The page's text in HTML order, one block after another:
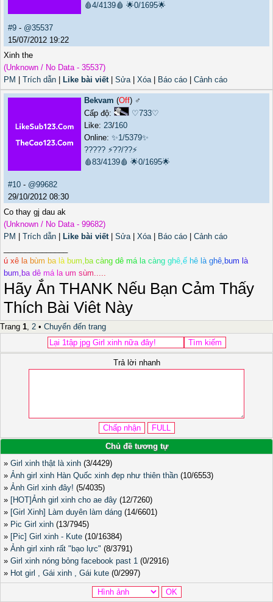
🩸4/4139🩸 🌟0/1695🌟
#9 - @35537
15/07/2012 19:22
Xinh the
(Unknown / No Data - 35537)
PM
Trích dẫn Like bài viết| Sửa| Xóa| Báo cáo Cảnh cáo
Bekvam (Off) ♂️
Cấp độ:
♡733♡
Like: 23/160
Online: ✨1/5379✨
????? ⚡??/??⚡
🩸83/4139🩸 🌟0/1695🌟
#10 - @99682
29/10/2012 08:30
Co thay gj dau ak
(Unknown / No Data - 99682)
PM
Trích dẫn Like bài viết| Sửa| Xóa| Báo cáo
Cảnh cáo
ú xê a bùm ba à bum, ba càng dê má a càng ghê,ế hê à ghê, bum à
bum, ba dê má a um sùm.....
Hãy Ắn THANK Nếu Bạn Cảm Thấy
Thích Bài Viêt Này
Trang 1, 2 • Chuyển đến trang
Trả lời nhanh
Chủ đề tương tự
» Girl xinh thật là xinh (3/4429)
» Ảnh girl xinh Hàn Quốc xinh đẹp như thiên thần (10/6553)
» Ảnh Girl xinh đây! (5/4035)
» [HOT]Ảnh girl xinh cho ae đây (12/7260)
» [Girl Xinh] Làm duyên làm dáng (14/6601)
» Pic Girl xinh (13/7945)
» [Pic] Girl xinh - Kute (10/16384)
» Ảnh girl xinh rất "bạo lực" (8/3791)
» Girl xinh nóng bỏng facebook past 1 (0/2916)
» Hot girl , Gái xinh , Gái kute (0/2997)